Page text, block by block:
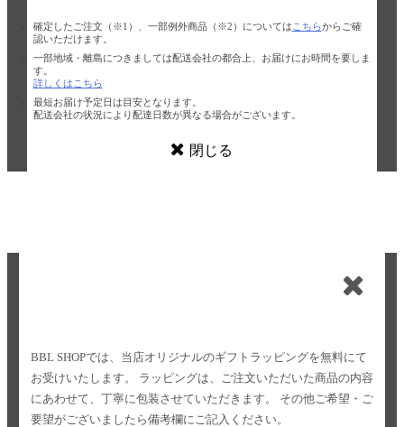
確定したご注文（※1）、一部例外商品（※2）については こちらからご確
認いただけます。
一部地域・離島につきましては配送会社の都合上、お届けにお時間を要しま
す。
詳しくはこちら
最短お届け予定日は目安となります。
配送会社の状況により配達日数が異なる場合がございます。
閉じる
BBL SHOPでは、当店オリジナルのギフトラッピングを無料にて
お受けいたします。
ラッピングは、ご注文いただいた商品の内容
にあわせて、丁寧に包装させていただきます。
その他ご希望・ご
要望がございましたら備考欄にご記入ください。